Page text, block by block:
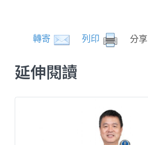
轉寄
列印 分享
延伸閱讀